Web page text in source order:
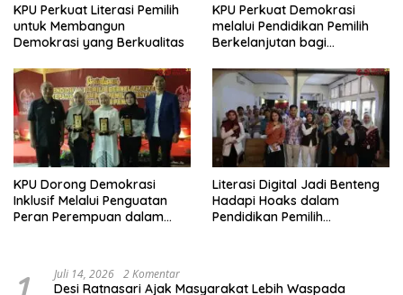
KPU Perkuat Literasi Pemilih
untuk Membangun
Demokrasi yang Berkualitas
KPU Perkuat Demokrasi
melalui Pendidikan Pemilih
Berkelanjutan bagi
dan Pemula
KPU Dorong Demokrasi
Inklusif Melalui Penguatan
Peran Perempuan dalam
Literasi Digital Jadi Benteng
Hadapi Hoaks dalam
Pendidikan Pemilih
Juli 14, 2026 2 Komentar
Desi Ratnasari Ajak Masyarakat Lebih Waspada